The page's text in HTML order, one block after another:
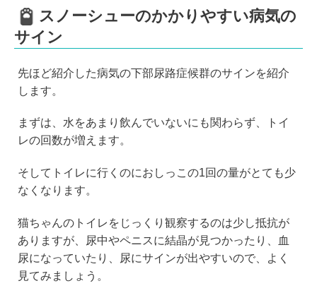
スノーシューのかかりやすい病気の
サイン
先ほど紹介した病気の下部尿路症候群のサインを紹介
します。
まずは、水をあまり飲んでいないにも関わらず、トイ
レの回数が増えます。
そしてトイレに行くのにおしっこの1回の量がとても少
なくなります。
猫ちゃんのトイレをじっくり観察するのは少し抵抗が
ありますが、尿中やペニスに結晶が見つかったり、血
尿になっていたり、尿にサインが出やすいので、よく
見てみましょう。